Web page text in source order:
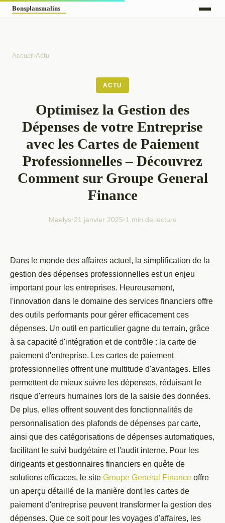
Accueil ›Actu
ACTU
Optimisez la Gestion des
Dépenses de votre Entreprise
avec les Cartes de Paiement
Professionnelles – Découvrez
Comment sur Groupe General
Finance
Maelys•21 janvier 2025•1 min de lecture
Dans le monde des affaires actuel, la simplification de la
gestion des dépenses professionnelles est un enjeu
important pour les entreprises. Heureusement,
l'innovation dans le domaine des services financiers offre
des outils performants pour gérer efficacement ces
dépenses. Un outil en particulier gagne du terrain, grâce
à sa capacité d'intégration et de contrôle : la carte de
paiement d'entreprise. Les cartes de paiement
professionnelles offrent une multitude d'avantages. Elles
permettent de mieux suivre les dépenses, réduisant le
risque d'erreurs humaines lors de la saisie des données.
De plus, elles offrent souvent des fonctionnalités de
personnalisation des plafonds de dépenses par carte,
ainsi que des catégorisations de dépenses automatiques,
facilitant le suivi budgétaire et l'audit interne. Pour les
dirigeants et gestionnaires financiers en quête de
solutions efficaces, le site Groupe General Finance offre
un aperçu détaillé de la manière dont les cartes de
paiement d'entreprise peuvent transformer la gestion des
dépenses. Que ce soit pour les voyages d'affaires, les